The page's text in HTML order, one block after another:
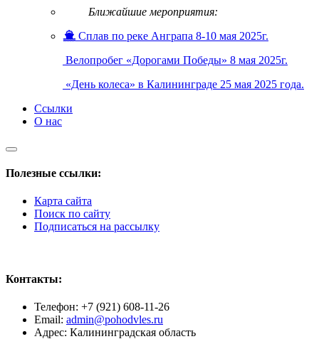
Ближайшие мероприятия:
Сплав по реке Анграпа 8-10 мая 2025г.
Велопробег «Дорогами Победы» 8 мая 2025г.
«День колеса» в Калининграде 25 мая 2025 года.
Ссылки
О нас
Полезные ссылки:
Карта сайта
Поиск по сайту
Подписаться на рассылку
Контакты:
Телефон: +7 (921) 608-11-26
Email: admin@pohodvles.ru
Адрес: Калининградская область